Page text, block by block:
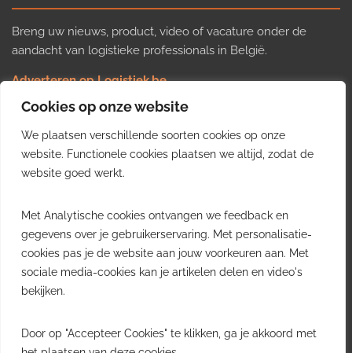
Cookies op onze website
We plaatsen verschillende soorten cookies op onze
website. Functionele cookies plaatsen we altijd, zodat de
website goed werkt.
Met Analytische cookies ontvangen we feedback en
gegevens over je gebruikerservaring. Met personalisatie-
cookies pas je de website aan jouw voorkeuren aan. Met
sociale media-cookies kan je artikelen delen en video's
bekijken.
Door op "Accepteer Cookies" te klikken, ga je akkoord met
Breng uw nieuws, product, video of vacature onder de
aandacht van logistieke professionals in België.
Adverteren op Logistiek.be
Nieuws insturen
Uw video op Logistiek.TV
Job plaatsen
Gratis wekelijkse update
inzichten uit de Belgische logistieke sector in uw inbox.
Ontvang je gratis
wekelijkse update
Uitschrijven kan altijd.